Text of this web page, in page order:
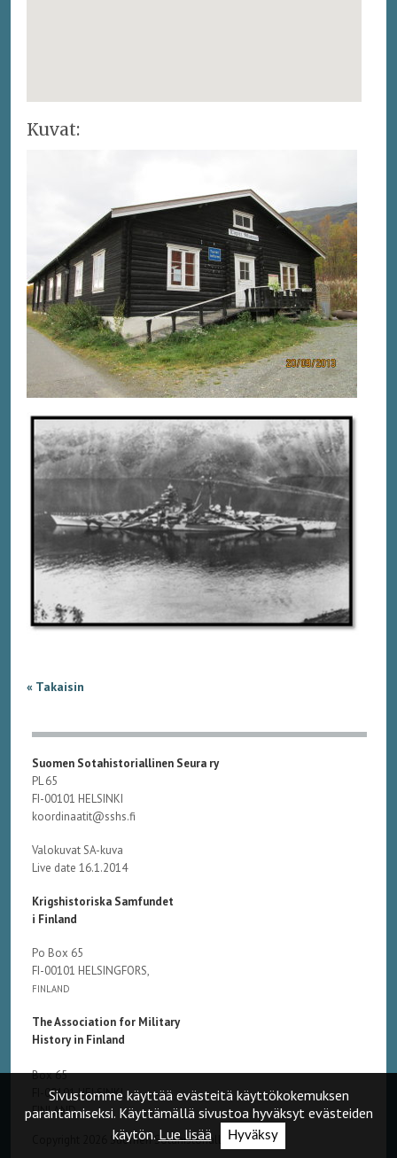
Kuvat:
« Takaisin
Suomen Sotahistoriallinen Seura ry
PL 65
FI-00101 HELSINKI
koordinaatit@sshs.fi
Valokuvat SA-kuva
Live date 16.1.2014
Krigshistoriska Samfundet
i Finland
Po Box 65
FI-00101 HELSINGFORS,
FINLAND
The Association for Military
History in Finland
Box 65
FI-00101 HELSINKI,
FINLAND
Copyright 2026 Suomen Sotahistoriallinen Seura ry
Sivustomme käyttää evästeitä käyttökokemuksen
parantamiseksi. Käyttämällä sivustoa hyväksyt evästeiden
käytön. Lue lisää Hyväksy